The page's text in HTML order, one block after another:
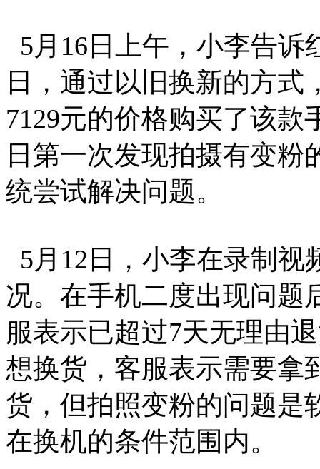
5月16日上午，小李告诉
日，通过以旧换新的方式
7129元的价格购买了该款
日第一次发现拍摄有变
统尝试解决问题。
5月12日，小李在录制
况。在手机二度出现问题
服表示已超过7天无理由
想换货，客服表示需要拿
货，但拍照变粉的问题是
在换机的条件范围内。